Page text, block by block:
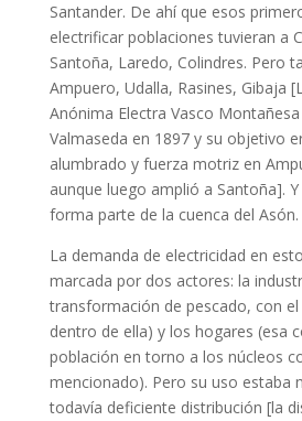
Santander. De ahí que esos
electrificar poblaciones tuvieran a
Santoña, Laredo, Colindres. Pero
Ampuero, Udalla, Rasines, Gibaja
Anónima Electra Vasco
Valmaseda en 1897 y su objetivo
alumbrado y fuerza motriz en
aunque luego amplió a Santoña].
forma parte de la cuenca del Asón.
La demanda de electricidad en
marcada por dos actores: la
transformación de pescado, con
dentro de ella) y los hogares (esa
población en torno a los núcleos
mencionado). Pero su uso estaba
todavía deficiente distribución [la